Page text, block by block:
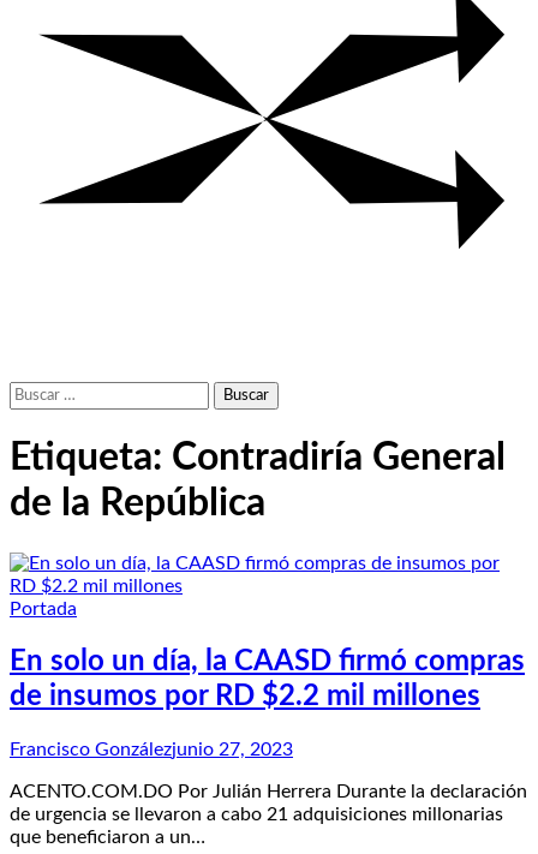
Buscar:
Etiqueta: Contradiría General
de la República
Portada
En solo un día, la CAASD firmó compras
de insumos por RD $2.2 mil millones
Francisco Gonzálezjunio 27, 2023
ACENTO.COM.DO Por Julián Herrera Durante la declaración
de urgencia se llevaron a cabo 21 adquisiciones millonarias
que beneficiaron a un…